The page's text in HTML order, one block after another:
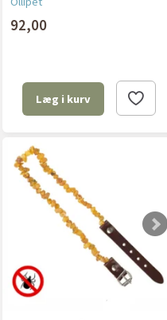
92,00
Læg i kurv